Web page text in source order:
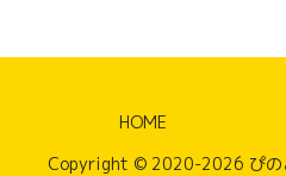
HOME
Copyright © 2020-2026 ぴ